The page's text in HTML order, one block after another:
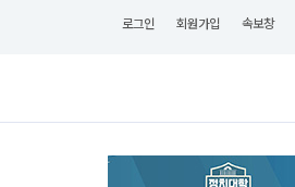
로그인 회원가입 속보창